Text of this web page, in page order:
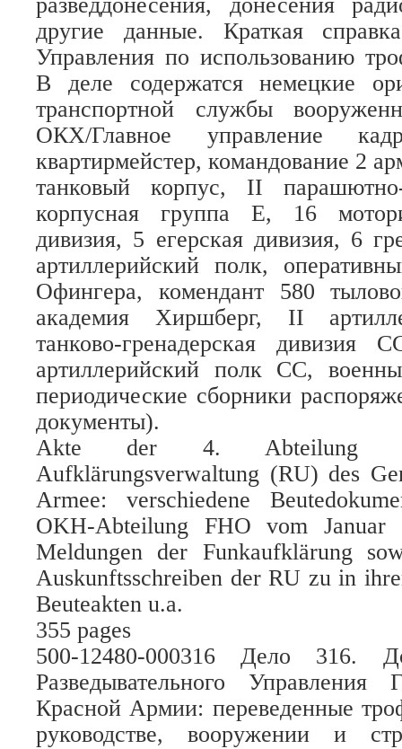
другие данные. Краткая справка
Управления по использованию
В деле содержатся немецкие
транспортной службы
ОКХ/Главное управление
квартирмейстер, командование 2
танковый корпус, II
корпусная группа Е, 16
дивизия, 5 егерская дивизия, 6
артиллерийский полк,
Офингера, комендант 580
академия Хиршберг, II
танково-гренадерская дивизия
артиллерийский полк СС,
периодические сборники
документы).
Akte der 4. Abteilung
Aufklärungsverwaltung (RU) des
Armee: verschiedene
OKH-Abteilung FHO vom Januar
Meldungen der Funkaufklärung
Auskunftsschreiben der RU zu in
Beuteakten u.a.
355 pages
500-12480-000316 Дело 316.
Разведывательного Управления
Красной Армии: переведенные
руководстве, вооружении и